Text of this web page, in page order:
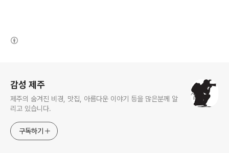
감성 제주
제주의 숨겨진 비경, 맛집, 아름다운 이야기 등을 많은분께 알
리고 있습니다.
구독하기